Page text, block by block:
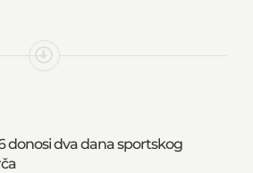
donosi dva dana sportskog